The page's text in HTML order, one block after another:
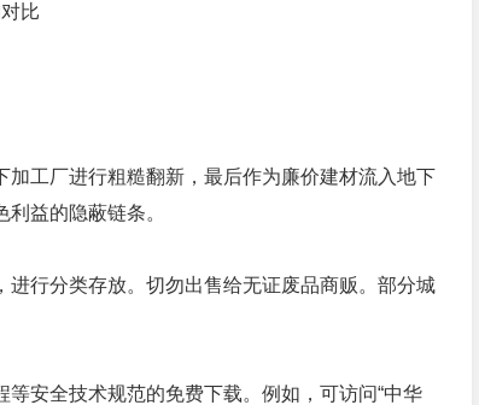
比
工厂进行粗糙翻新，最后作为廉价建材流入地下
益的隐蔽链条。
行分类存放。切勿出售给无证废品商贩。部分城
安全技术规范的免费下载。例如，可访问“中华